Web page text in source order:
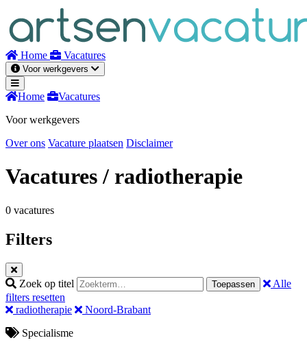
inhoud
Home Vacatures
Voor werkgevers
Home
Vacatures
Voor werkgevers
Over ons Vacature plaatsen Disclaimer
Vacatures/ radiotherapie
0 vacatures
Filters
Zoek op titel Toepassen
Alle
filters resetten
radiotherapie
Noord-Brabant
Specialisme